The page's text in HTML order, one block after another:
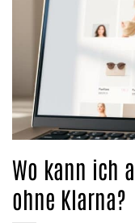
Wo kann ich
ohne Klarna?